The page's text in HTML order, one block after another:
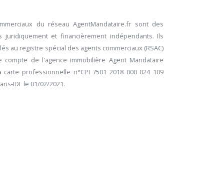
du réseau AgentMandataire.fr sont des
juridiquement et financièrement indépendants. Ils
au registre spécial des agents commerciaux (RSAC)
de l'agence immobilière Agent Mandataire
carte professionnelle n°CPI 7501 2018 000 024 109
IDF le 01/02/2021.